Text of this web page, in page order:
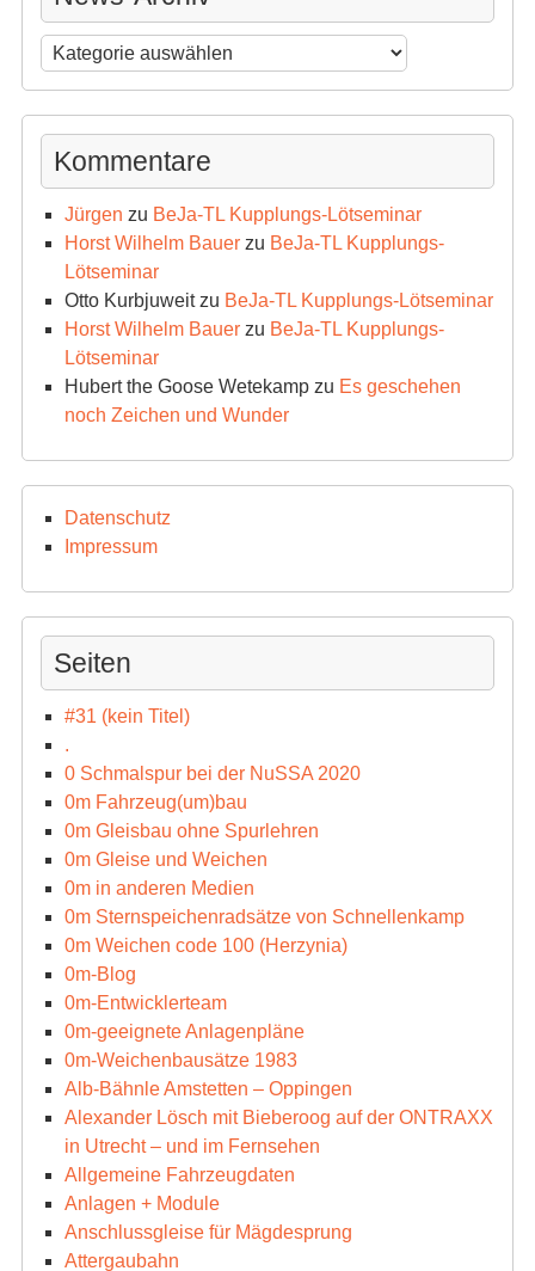
News-
Archiv
Kommentare
Jürgen zu BeJa-TL Kupplungs-Lötseminar
Horst Wilhelm Bauerzu BeJa-TL Kupplungs-
Lötseminar
Otto Kurbjuweitzu BeJa-TL Kupplungs-Lötseminar
Horst Wilhelm Bauerzu BeJa-TL Kupplungs-
Lötseminar
Hubert the Goose Wetekampzu Es geschehen
noch Zeichen und Wunder
Datenschutz
Impressum
Seiten
#31 (kein Titel)
.
0 Schmalspur bei der NuSSA 2020
0m Fahrzeug(um)bau
0m Gleisbau ohne Spurlehren
0m Gleise und Weichen
0m in anderen Medien
0m Sternspeichenradsätze von Schnellenkamp
0m Weichen code 100 (Herzynia)
0m-Blog
0m-Entwicklerteam
0m-geeignete Anlagenpläne
0m-Weichenbausätze 1983
Alb-Bähnle Amstetten – Oppingen
Alexander Lösch mit Bieberoog auf der ONTRAXX
in Utrecht – und im Fernsehen
Allgemeine Fahrzeugdaten
Anlagen + Module
Anschlussgleise für Mägdesprung
Attergaubahn